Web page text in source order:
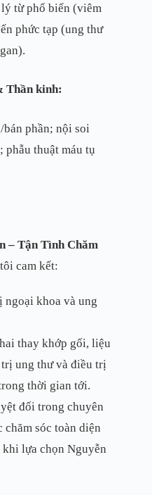
từ phổ biến (viêm
phức tạp (ung thư
Thần kinh:
phần; nội soi
phẫu thuật máu tụ
– Tận Tình Chăm
cam kết:
ngoại khoa và ung
thay khớp gối, liệu
ung thư và điều trị
thời gian tới.
đối trong chuyên
sóc toàn diện
lựa chọn Nguyễn